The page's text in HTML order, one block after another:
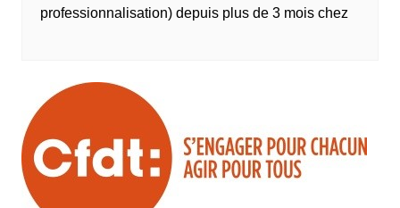
professionnalisation) depuis plus de 3 mois chez